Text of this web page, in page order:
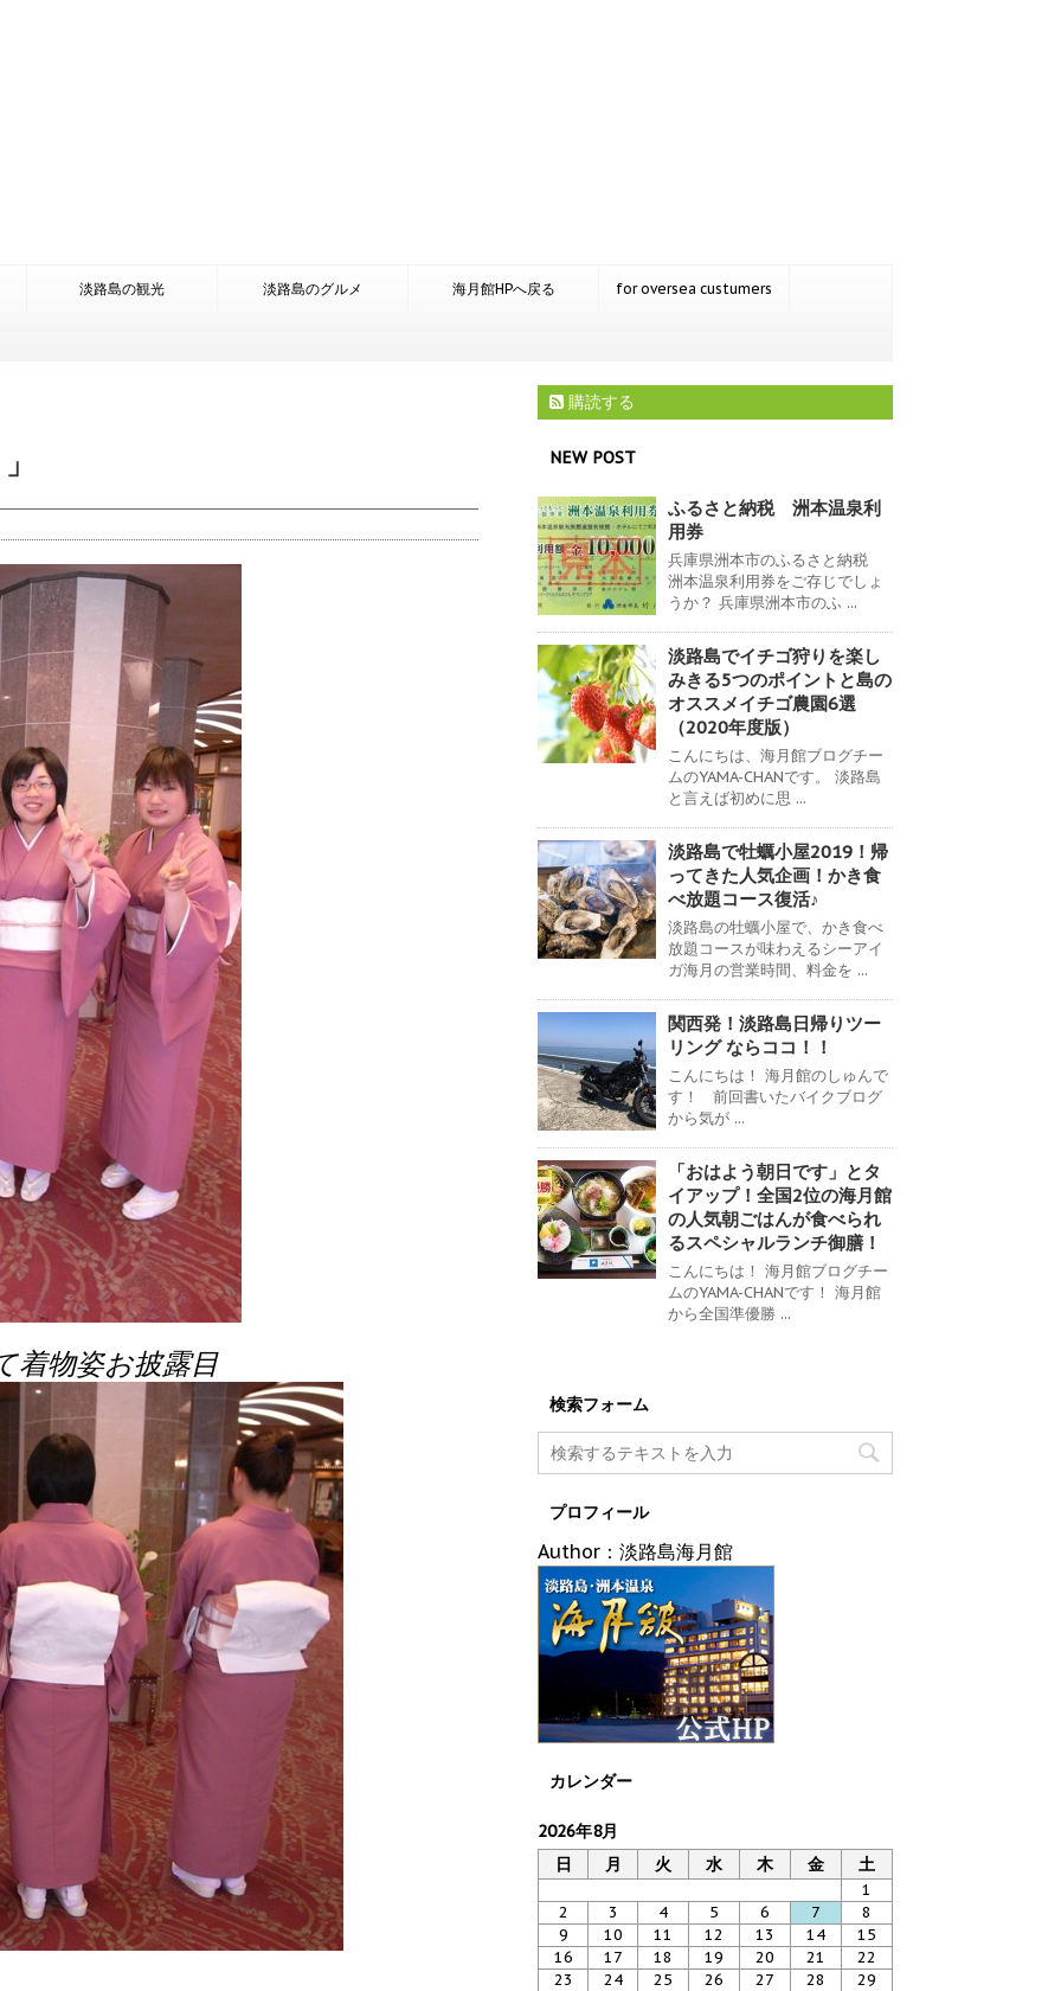
淡路島の観光 淡路島のグルメ 海月館HPへ戻る for oversea custumers
着物姿お披露目
購読する
NEW POST
ふるさと納税 洲本温泉利
用券
兵庫県洲本市のふるさと納税
洲本温泉利用券をご存じでしょ
うか？ 兵庫県洲本市のふ ...
淡路島でイチゴ狩りを楽し
みきる5つのポイントと島の
オススメイチゴ農園6選
（2020年度版）
こんにちは、海月館ブログチー
ムのYAMA-CHANです。 淡路島
と言えば初めに思 ...
淡路島で牡蠣小屋2019！帰
ってきた人気企画！かき食
べ放題コース復活♪
淡路島の牡蠣小屋で、かき食べ
放題コースが味わえるシーアイ
ガ海月の営業時間、料金を ...
関西発！淡路島日帰りツー
リング ならココ！！
こんにちは！ 海月館のしゅんで
す！ 前回書いたバイクブログ
から気が ...
「おはよう朝日です」とタ
イアップ！全国2位の海月館
の人気朝ごはんが食べられ
るスペシャルランチ御膳！
こんにちは！ 海月館ブログチー
ムのYAMA-CHANです！ 海月館
から全国準優勝 ...
検索フォーム
プロフィール
Author：淡路島海月館
カレンダー
2026年8月
日
月 火 水 木 金 土
1
2
3 4 5 6 7
8
9
10 11 12 13 14
15
16
17 18 19 20 21
22
23
24 25 26 27 28
29